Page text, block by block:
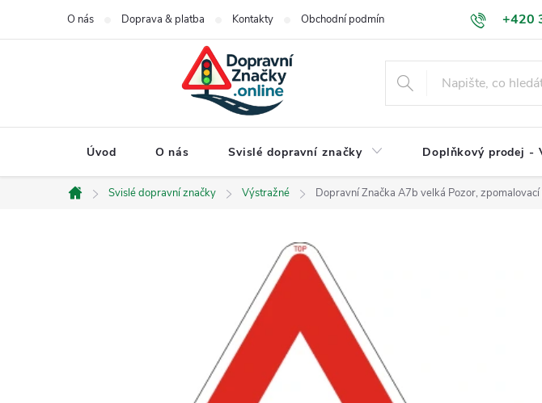
+420
O nás Doprava & platba Kontakty Obchodní podmínky Podmínky ochrany
Úvod O nás Svislé dopravní značky Doplňkový prodej -
Domů
Svislé dopravní značky Výstražné Dopravní Značka A7b velká Pozor,